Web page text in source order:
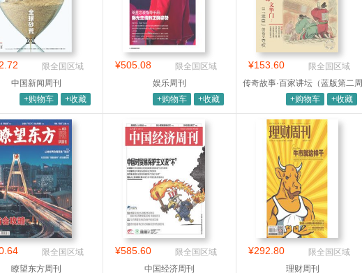
限全国区域
中国新闻周刊
+购物车
+收藏
¥505.08
限全国区域
娱乐周刊
+购物车
+收藏
¥153.60
限全国区域
传奇故事·百家讲坛（蓝版第二周
刊）
+购物车 +收藏
限全国区域
瞭望东方周刊
¥585.60
限全国区域
中国经济周刊
¥292.80
限全国区域
理财周刊